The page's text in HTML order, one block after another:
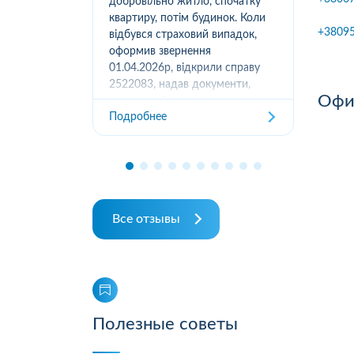
квартиру, потім будинок. Коли
відбувся страховий випадок,
оформив звернення
01.04.2026р, відкрили справу
2522083, надав документи,
отримав підтвердження
отримання, взяли в роботу. 2
місяці жодного повідомлення
Подробнее
Все отзывы
Полезные советы